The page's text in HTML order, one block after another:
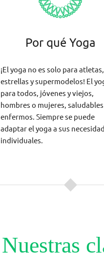
Por qué Yoga
¡El yoga no es solo para atletas,
estrellas y supermodelos! El
para todos, jóvenes y viejos,
hombres o mujeres,
enfermos. Siempre se puede
adaptar el yoga a sus
individuales.
Nuestras